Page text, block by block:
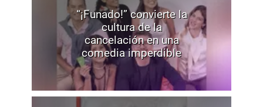
“¡Funado!” convierte la
cultura de la
cancelación en una
comedia imperdible